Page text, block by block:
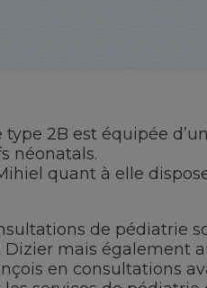
2B est équipée
néonatals.
quant à elle
de pédiatrie
mais également
en consultations